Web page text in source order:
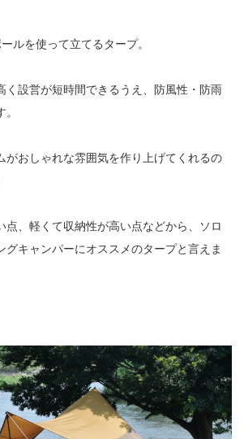
ルを使って立てるタープ。
く設営が短時間できるうえ、防風性・防雨
がおしゃれな雰囲気を作り上げてくれるの
点、軽くて収納性が高い点などから、ソロ
グキャンパーにオススメのタープと言えま